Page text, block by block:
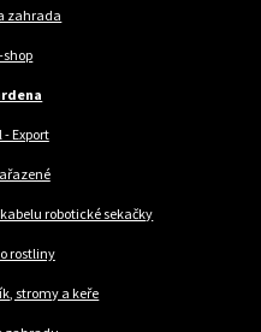
zahrada
shop
- Export
robotické sekačky
rostliny
stromy a keře